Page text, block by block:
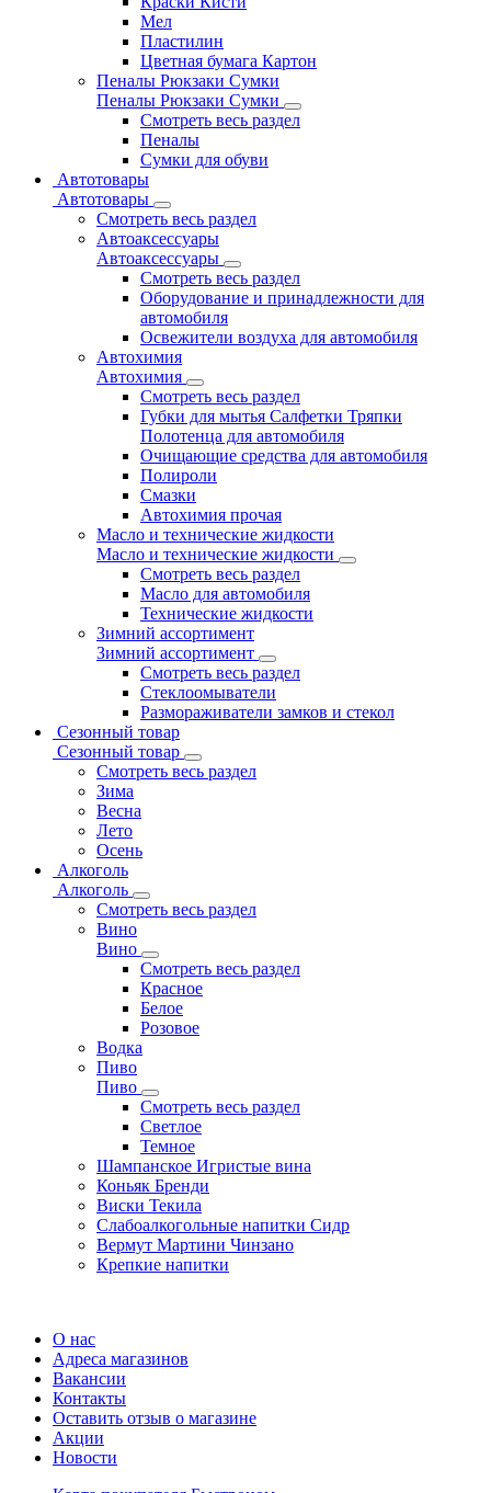
Мел
Пластилин
Цветная бумага Картон
Пеналы Рюкзаки Сумки
Пеналы Рюкзаки Сумки
Смотреть весь раздел
Пеналы
Сумки для обуви
Автотовары
Автотовары
Смотреть весь раздел
Автоаксессуары
Автоаксессуары
Смотреть весь раздел
Оборудование и принадлежности для
автомобиля
Освежители воздуха для автомобиля
Автохимия
Автохимия
Смотреть весь раздел
Губки для мытья Салфетки Тряпки
Полотенца для автомобиля
Очищающие средства для автомобиля
Полироли
Смазки
Автохимия прочая
Масло и технические жидкости
Масло и технические жидкости
Смотреть весь раздел
Масло для автомобиля
Технические жидкости
Зимний ассортимент
Зимний ассортимент
Смотреть весь раздел
Стеклоомыватели
Размораживатели замков и стекол
Сезонный товар
Сезонный товар
Смотреть весь раздел
Зима
Весна
Лето
Осень
Алкоголь
Алкоголь
Смотреть весь раздел
Вино
Вино
Смотреть весь раздел
Красное
Белое
Розовое
Водка
Пиво
Пиво
Смотреть весь раздел
Cветлое
Темное
Шампанское Игристые вина
Коньяк Бренди
Виски Текила
Слабоалкогольные напитки Сидр
Вермут Мартини Чинзано
Крепкие напитки
О нас
Адреса магазинов
Вакансии
Контакты
Оставить отзыв о магазине
Акции
Новости